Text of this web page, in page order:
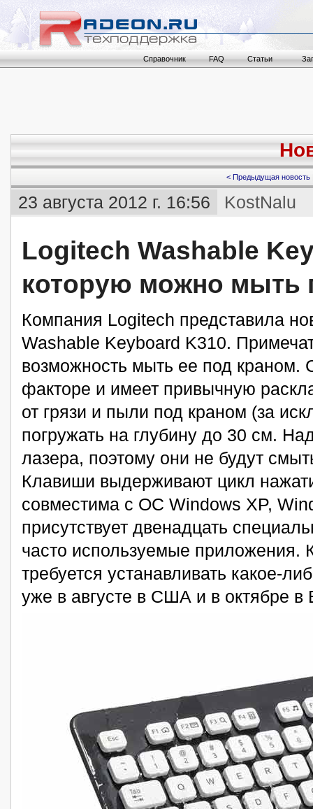
Справочник FAQ Статьи
< Предыдущая новость
23 августа 2012 г. 16:56 KostNalu
Logitech Washable
которую можно мыть
Компания Logitech представила
Washable Keyboard K310.
возможность мыть ее под
факторе и имеет привычную
от грязи и пыли под краном (за
погружать на глубину до 30 см.
лазера, поэтому они не будут
Клавиши выдерживают цикл
совместима с ОС Windows XP,
присутствует двенадцать
часто используемые приложения.
требуется устанавливать какое-
уже в августе в США и в октябре в